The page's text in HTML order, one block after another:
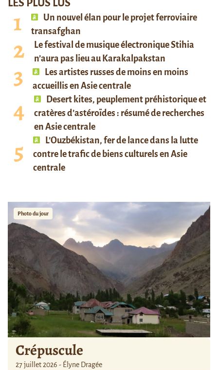
LES PLUS LUS
Un nouvel élan pour le projet ferroviaire
transafghan
Le festival de musique électronique Stihia
n’aura pas lieu au Karakalpakstan
Les artistes russes de moins en moins
accueillis en Asie centrale
Desert kites, peuplement préhistorique et
cratères d’astéroïdes : résumé de recherches
en Asie centrale
L’Ouzbékistan, fer de lance dans la lutte
contre le trafic de biens culturels en Asie
centrale
Photo du jour
Crépuscule
27 juillet 2026 - Élyne Dragée